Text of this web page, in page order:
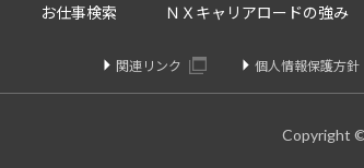
ができます。
合は訂正、追加、削除を請求することがで
者提供停止を請求することが出来ます。
お仕事検索 ＮＸキャリアロードの強み
関連リンク 個人情報保護方針
Copyright